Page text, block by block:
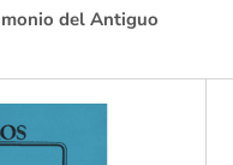
del Antiguo